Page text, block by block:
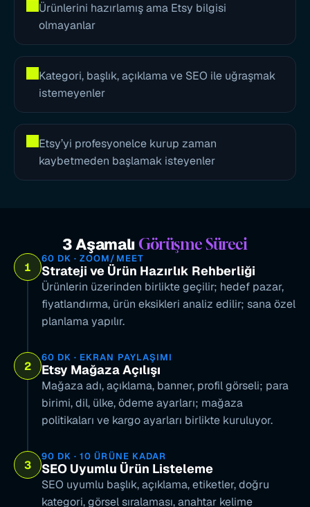
Ürünlerini hazırlamış ama Etsy bilgisi
olmayanlar
Kategori, başlık, açıklama ve SEO ile uğraşmak
istemeyenler
Etsy’yi profesyonelce kurup zaman
kaybetmeden başlamak isteyenler
3 Aşamalı Görüşme Süreci
1
60 DK · ZOOM/MEET
Strateji ve Ürün Hazırlık Rehberliği
Ürünlerin üzerinden birlikte geçilir; hedef pazar,
fiyatlandırma, ürün eksikleri analiz edilir; sana özel
planlama yapılır.
2
60 DK · EKRAN PAYLAŞIMI
Etsy Mağaza Açılışı
Mağaza adı, açıklama, banner, profil görseli; para
birimi, dil, ülke, ödeme ayarları; mağaza
politikaları ve kargo ayarları birlikte kuruluyor.
3
90 DK · 10 ÜRÜNE KADAR
SEO Uyumlu Ürün Listeleme
SEO uyumlu başlık, açıklama, etiketler, doğru
kategori, görsel sıralaması, anahtar kelime